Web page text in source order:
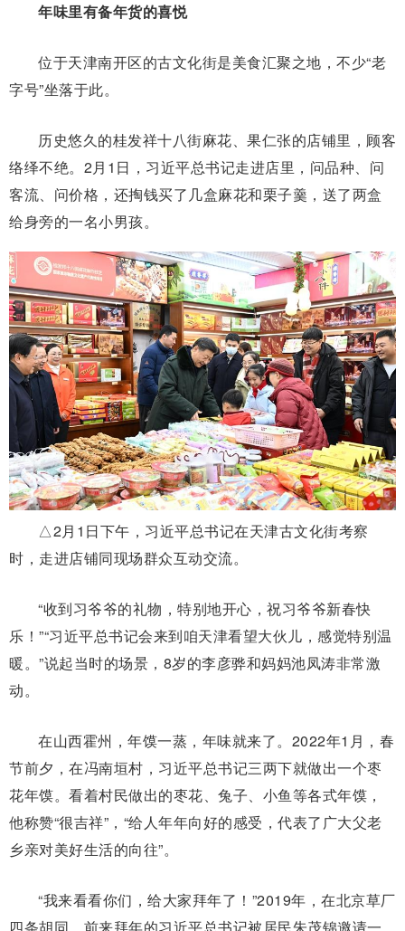
年味里有备年货的喜悦
位于天津南开区的古文化街是美食汇聚之地，不少“老
字号”坐落于此。
历史悠久的桂发祥十八街麻花、果仁张的店铺里，顾客
络绎不绝。2月1日，习近平总书记走进店里，问品种、问
客流、问价格，还掏钱买了几盒麻花和栗子羹，送了两盒
给身旁的一名小男孩。
△2月1日下午，习近平总书记在天津古文化街考察
时，走进店铺同现场群众互动交流。
“收到习爷爷的礼物，特别地开心，祝习爷爷新春快
乐！”“习近平总书记会来到咱天津看望大伙儿，感觉特别温
暖。”说起当时的场景，8岁的李彦骅和妈妈池凤涛非常激
动。
在山西霍州，年馍一蒸，年味就来了。2022年1月，春
节前夕，在冯南垣村，习近平总书记三两下就做出一个枣
花年馍。看着村民做出的枣花、兔子、小鱼等各式年馍，
他称赞“很吉祥”，“给人年年向好的感受，代表了广大父老
乡亲对美好生活的向往”。
“我来看看你们，给大家拜年了！”2019年，在北京草厂
四条胡同，前来拜年的习近平总书记被居民朱茂锦邀请一